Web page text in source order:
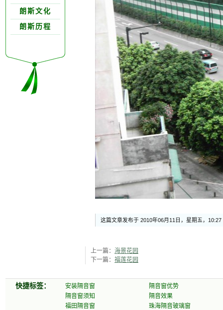
这篇文章发布于 2010年06月11日，星期五，
上一篇： 海景花园
下一篇： 福莲花园
朗斯文化
朗斯历程
快捷标签： 安装隔音窗
隔音窗优势
隔音窗须知
隔音效果
福田隔音窗
珠海隔音玻璃窗